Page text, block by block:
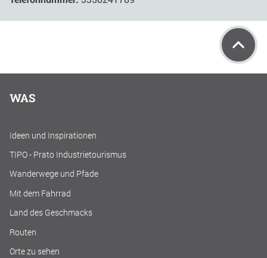
WAS
Ideen und Inspirationen
TIPO - Prato Industrietourismus
Wanderwege und Pfade
Mit dem Fahrrad
Land des Geschmacks
Routen
Orte zu sehen